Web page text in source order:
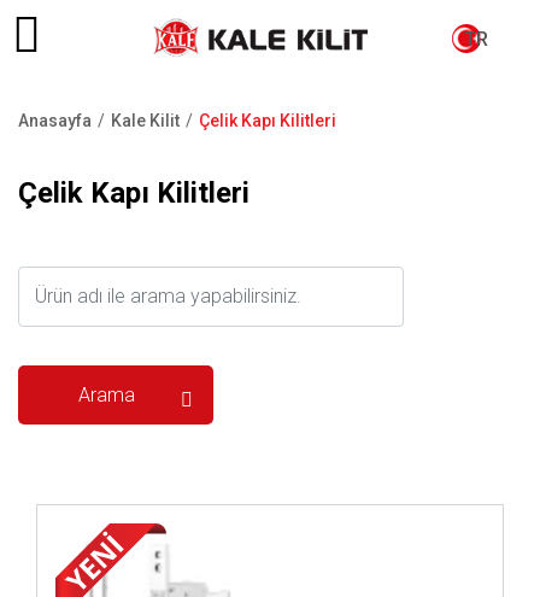
TR
yolu
Anasayfa Kale Kilit Çelik Kapı Kilitleri
Çelik Kapı Kilitleri